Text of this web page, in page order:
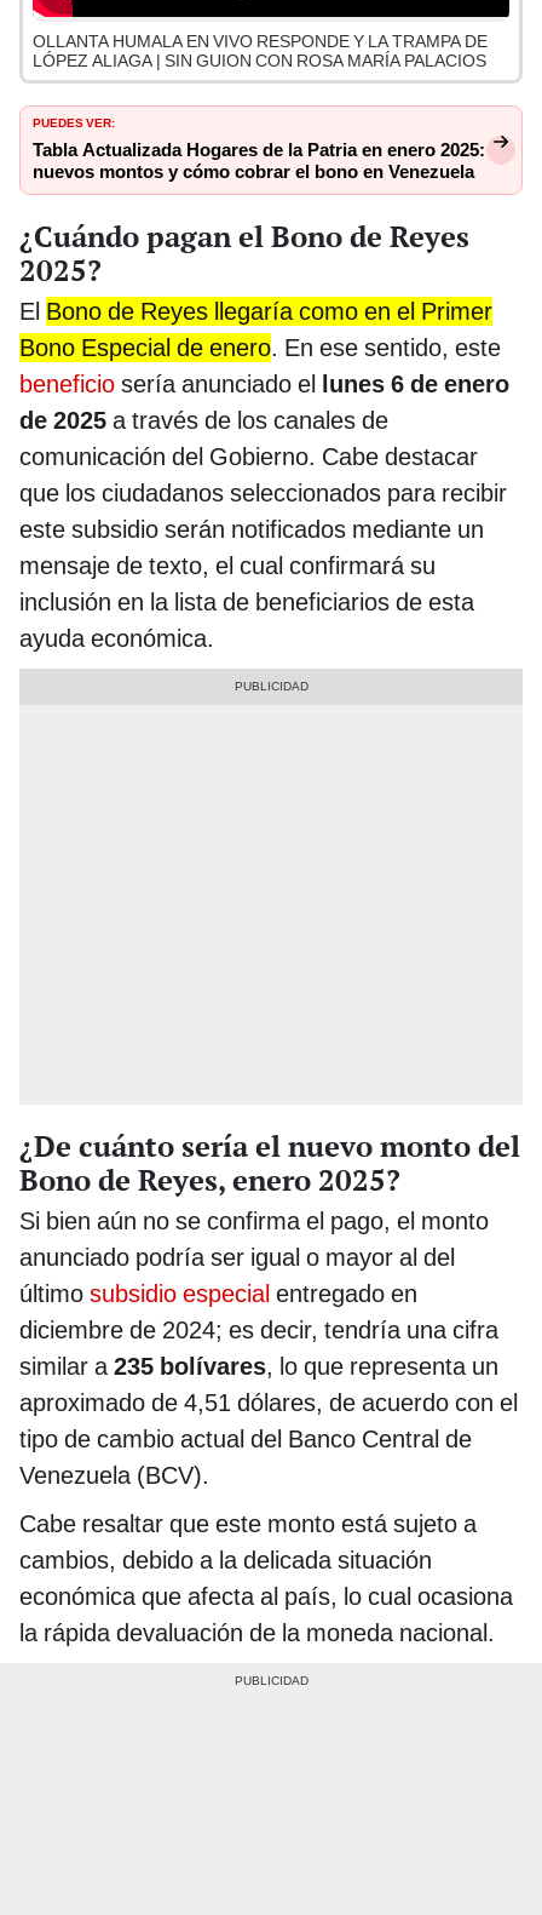
OLLANTA HUMALA EN VIVO RESPONDE Y LA TRAMPA DE
LÓPEZ ALIAGA | SIN GUION CON ROSA MARÍA PALACIOS
PUEDES VER:
Tabla Actualizada Hogares de la Patria en enero 2025:
nuevos montos y cómo cobrar el bono en Venezuela
¿Cuándo pagan el Bono de Reyes
2025?
El Bono de Reyes llegaría como en el Primer
Bono Especial de enero. En ese sentido, este
beneficio sería anunciado el lunes 6 de enero
de 2025 a través de los canales de
comunicación del Gobierno. Cabe destacar
que los ciudadanos seleccionados para recibir
este subsidio serán notificados mediante un
mensaje de texto, el cual confirmará su
inclusión en la lista de beneficiarios de esta
ayuda económica.
¿De cuánto sería el nuevo monto del
Bono de Reyes, enero 2025?
Si bien aún no se confirma el pago, el monto
anunciado podría ser igual o mayor al del
último subsidio especial entregado en
diciembre de 2024; es decir, tendría una cifra
similar a235 bolívares, lo que representa un
aproximado de 4,51 dólares, de acuerdo con el
tipo de cambio actual del Banco Central de
Venezuela (BCV).
Cabe resaltar que este monto está sujeto a
cambios, debido a la delicada situación
económica que afecta al país, lo cual ocasiona
la rápida devaluación de la moneda nacional.